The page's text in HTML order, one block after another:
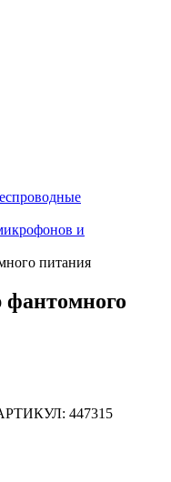
и
питания
447315